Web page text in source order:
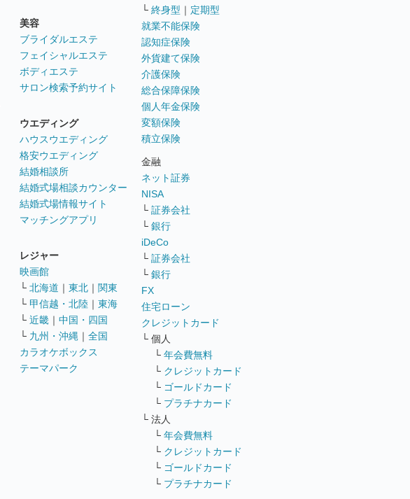
美容
ブライダルエステ
フェイシャルエステ
ボディエステ
サロン検索予約サイト
ウエディング
ハウスウエディング
格安ウエディング
結婚相談所
結婚式場相談カウンター
結婚式場情報サイト
マッチングアプリ
レジャー
映画館
└ 北海道 ｜ 東北 ｜ 関東
└ 甲信越・北陸 ｜ 東海
└ 近畿 ｜ 中国・四国
└ 九州・沖縄 ｜ 全国
カラオケボックス
テーマパーク
└ 終身型 ｜ 定期型
就業不能保険
認知症保険
外貨建て保険
介護保険
総合保障保険
個人年金保険
変額保険
積立保険
金融
ネット証券
NISA
└ 証券会社
└ 銀行
iDeCo
└ 証券会社
└ 銀行
FX
住宅ローン
クレジットカード
└ 個人
└ 年会費無料
└ クレジットカード
└ ゴールドカード
└ プラチナカード
└ 法人
└ 年会費無料
└ クレジットカード
└ ゴールドカード
└ プラチナカード